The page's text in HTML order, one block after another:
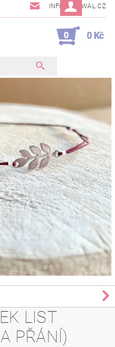
INFO@FLOWAL.CZ
0 0 Kč
LIST
PŘÁNÍ)